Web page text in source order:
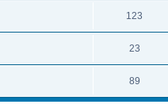
123
23
89